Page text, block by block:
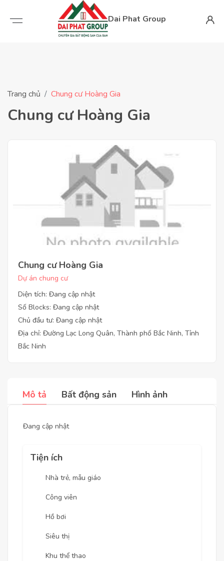
Dai Phat Group
Trang chủ Chung cư Hoàng Gia
Chung cư Hoàng Gia
Chung cư Hoàng Gia
Dự án chung cư
Diện tích: Đang cập nhật
Số Blocks: Đang cập nhật
Chủ đầu tư: Đang cập nhật
Địa chỉ: Đường Lạc Long Quân, Thành phố Bắc Ninh, Tỉnh
Bắc Ninh
Mô tả Bất động sản Hình ảnh
Đang cập nhật
Tiện ích
Nhà trẻ, mẫu giáo
Công viên
Hồ bơi
Siêu thị
Khu thể thao